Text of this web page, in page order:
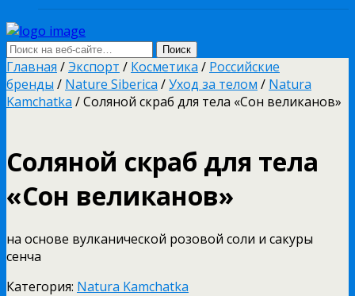
Главная /Экспорт / Косметика / Российские
бренды / Nature Siberica /Уход за телом / Natura
Kamchatka / Соляной скраб для тела «Сон великанов»
Соляной скраб для тела
«Сон великанов»
на основе вулканической розовой соли и сакуры
сенча
Категория: Natura Kamchatka